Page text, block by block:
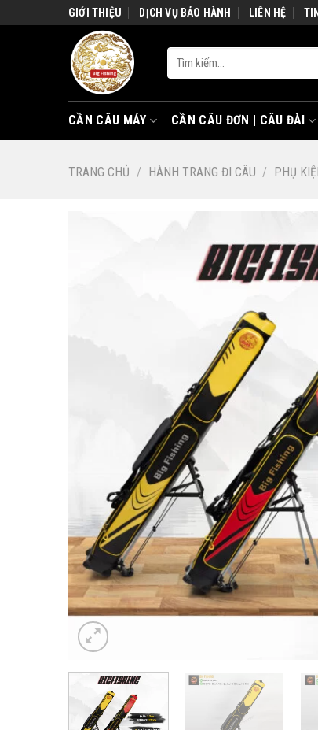
to
GIỚI THIỆU DỊCH VỤ BẢO HÀNH LIÊN HỆ
Tìm
kiếm:
CẦN CÂU MÁY CẦN CÂU ĐƠN | CÂU ĐÀI
TRANG CHỦ / HÀNH TRANG ĐI CÂU / PHỤ